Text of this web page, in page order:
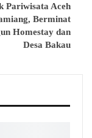
Pariwisata Aceh
Berminat
Homestay dan
Desa Bakau